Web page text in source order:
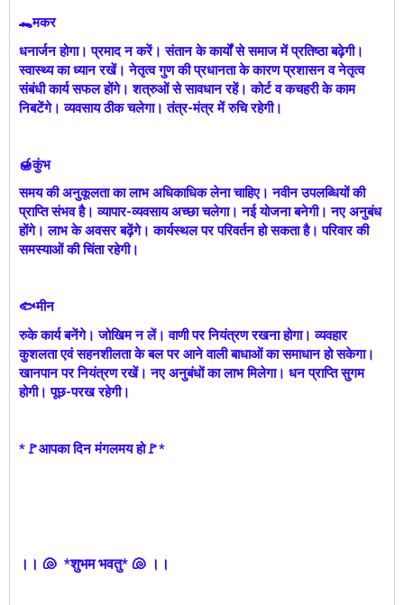
🐊मकर
धनार्जन होगा। प्रमाद न करें। संतान के कार्यों से समाज में प्रतिष्ठा बढ़ेगी।
स्वास्थ्य का ध्यान रखें। नेतृत्व गुण की प्रधानता के कारण प्रशासन व नेतृत्व
संबंधी कार्य सफल होंगे। शत्रुओं से सावधान रहें। कोर्ट व कचहरी के काम
निबटेंगे। व्यवसाय ठीक चलेगा। तंत्र-मंत्र में रुचि रहेगी।
🍯कुंभ
समय की अनुकूलता का लाभ अधिकाधिक लेना चाहिए। नवीन उपलब्धियों की
प्राप्ति संभव है। व्यापार-व्यवसाय अच्छा चलेगा। नई योजना बनेगी। नए अनुबंध
होंगे। लाभ के अवसर बढ़ेंगे। कार्यस्थल पर परिवर्तन हो सकता है। परिवार की
समस्याओं की चिंता रहेगी।
🐟मीन
रुके कार्य बनेंगे। जोखिम न लें। वाणी पर नियंत्रण रखना होगा। व्यवहार
कुशलता एवं सहनशीलता के बल पर आने वाली बाधाओं का समाधान हो सकेगा।
खानपान पर नियंत्रण रखें। नए अनुबंधों का लाभ मिलेगा। धन प्राप्ति सुगम
होगी। पूछ-परख रहेगी।
*🚩आपका दिन मंगलमय हो🚩*
।। 🐚 *शुभम भवतु* 🐚 ।।